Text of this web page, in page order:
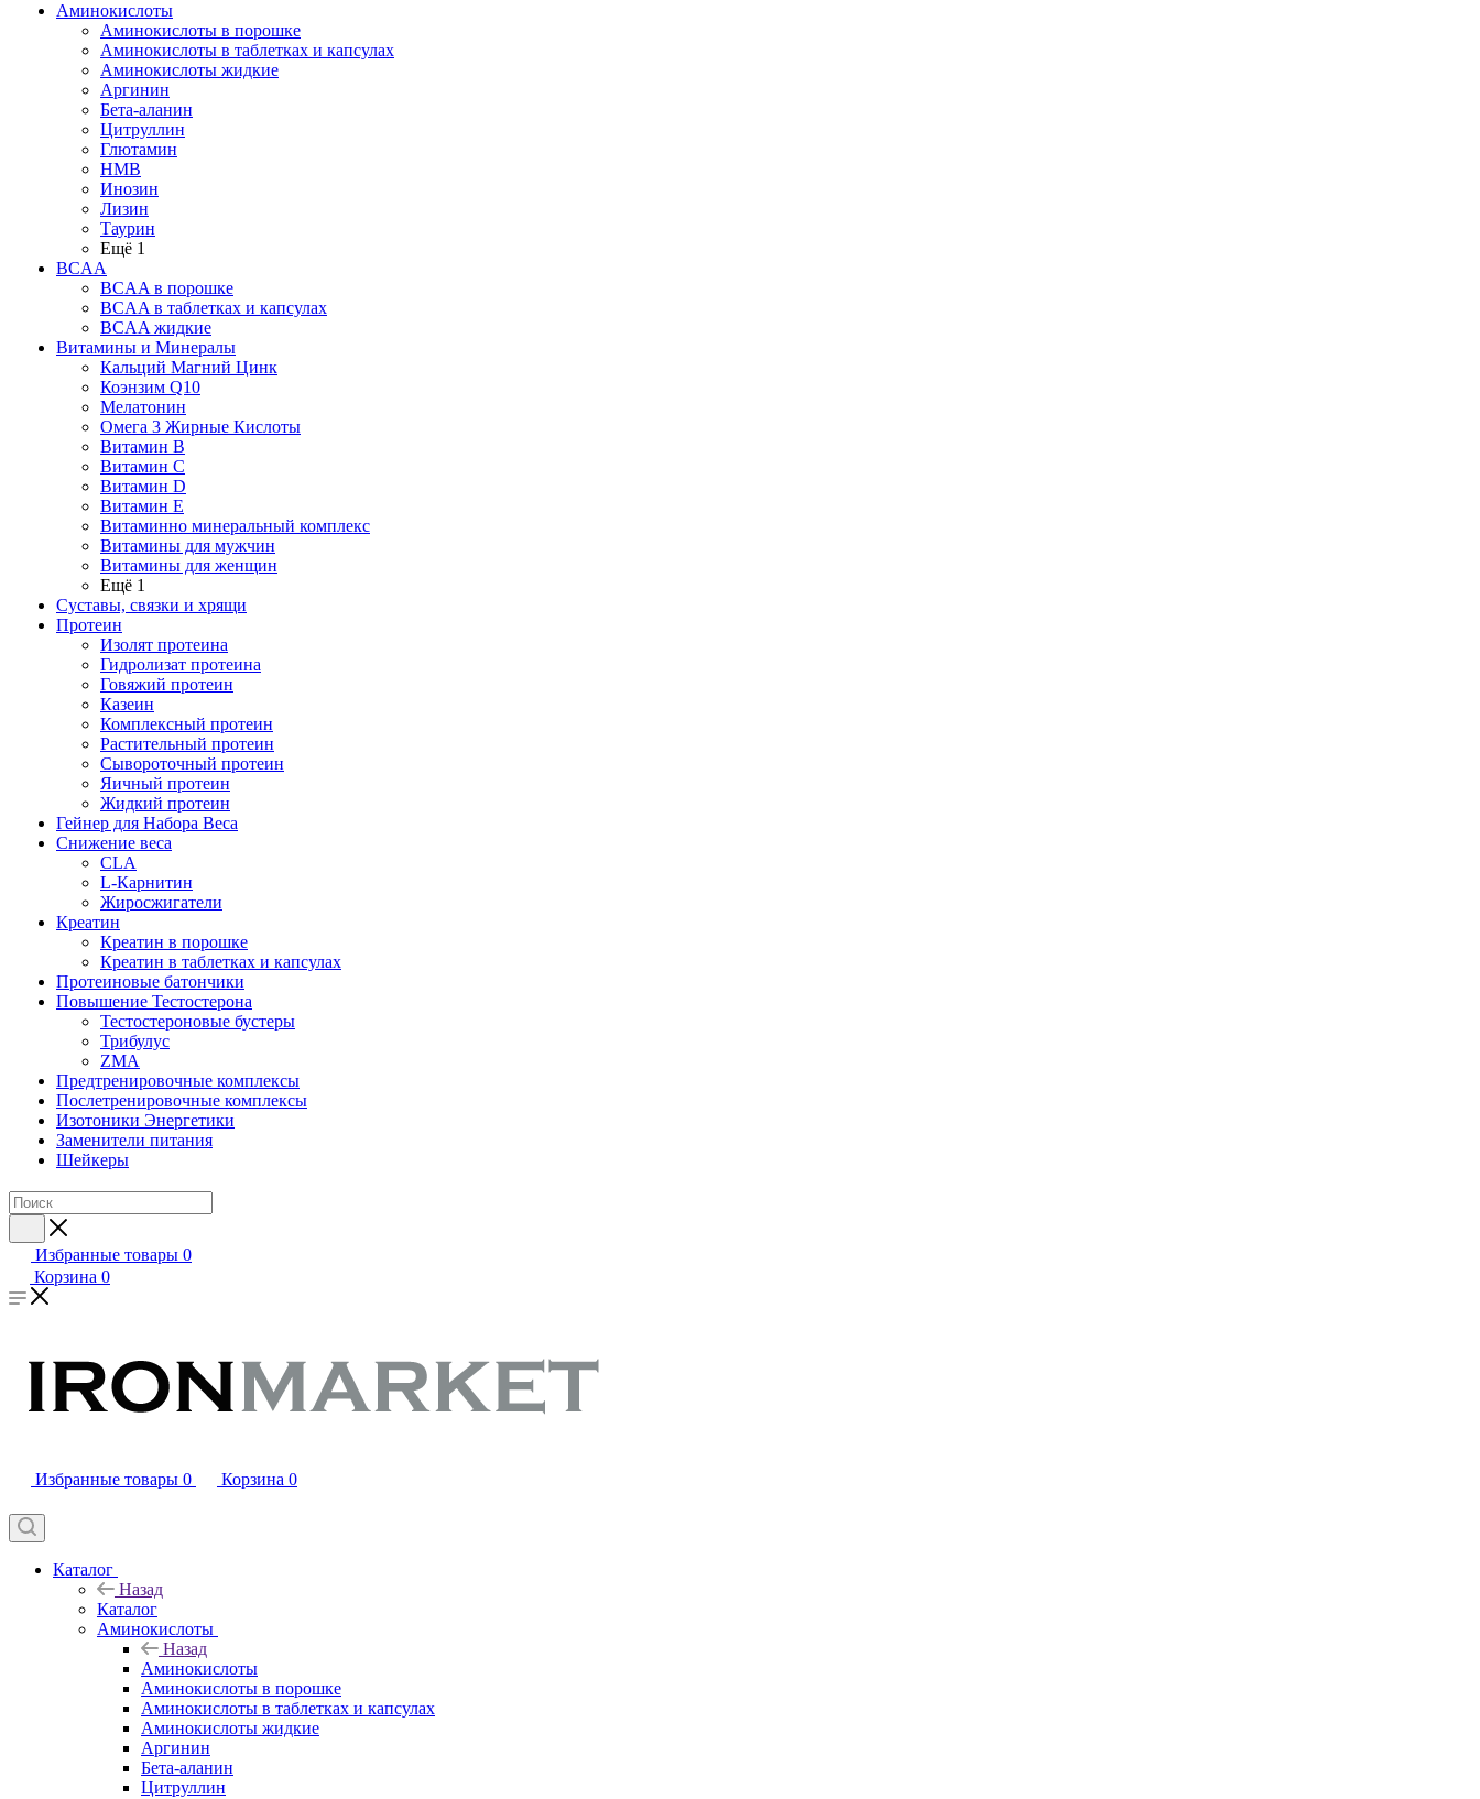
Аминокислоты
Аминокислоты в порошке
Аминокислоты в таблетках и капсулах
Аминокислоты жидкие
Аргинин
Бета-аланин
Цитруллин
Глютамин
HMB
Инозин
Лизин
Таурин
Ещё 1
BCAA
BCAA в порошке
BCAA в таблетках и капсулах
BCAA жидкие
Витамины и Минералы
Кальций Магний Цинк
Коэнзим Q10
Мелатонин
Омега 3 Жирные Кислоты
Витамин B
Витамин C
Витамин D
Витамин E
Витаминно минеральный комплекс
Витамины для мужчин
Витамины для женщин
Ещё 1
Суставы, связки и хрящи
Протеин
Изолят протеина
Гидролизат протеина
Говяжий протеин
Казеин
Комплексный протеин
Растительный протеин
Сывороточный протеин
Яичный протеин
Жидкий протеин
Гейнер для Набора Веса
Снижение веса
CLA
L-Карнитин
Жиросжигатели
Креатин
Креатин в порошке
Креатин в таблетках и капсулах
Протеиновые батончики
Повышение Тестостерона
Тестостероновые бустеры
Трибулус
ZMA
Предтренировочные комплексы
Послетренировочные комплексы
Изотоники Энергетики
Заменители питания
Шейкеры
Избранные товары 0
Корзина 0
Избранные товары 0 Корзина 0
Каталог
Назад
Каталог
Аминокислоты
Назад
Аминокислоты
Аминокислоты в порошке
Аминокислоты в таблетках и капсулах
Аминокислоты жидкие
Аргинин
Бета-аланин
Цитруллин